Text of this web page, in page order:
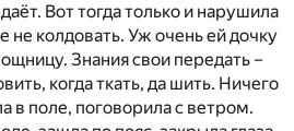
Вот тогда только и нарушила
не колдовать. Уж очень ей дочку
Знания свои передать –
когда ткать, да шить. Ничего
в поле, поговорила с ветром.